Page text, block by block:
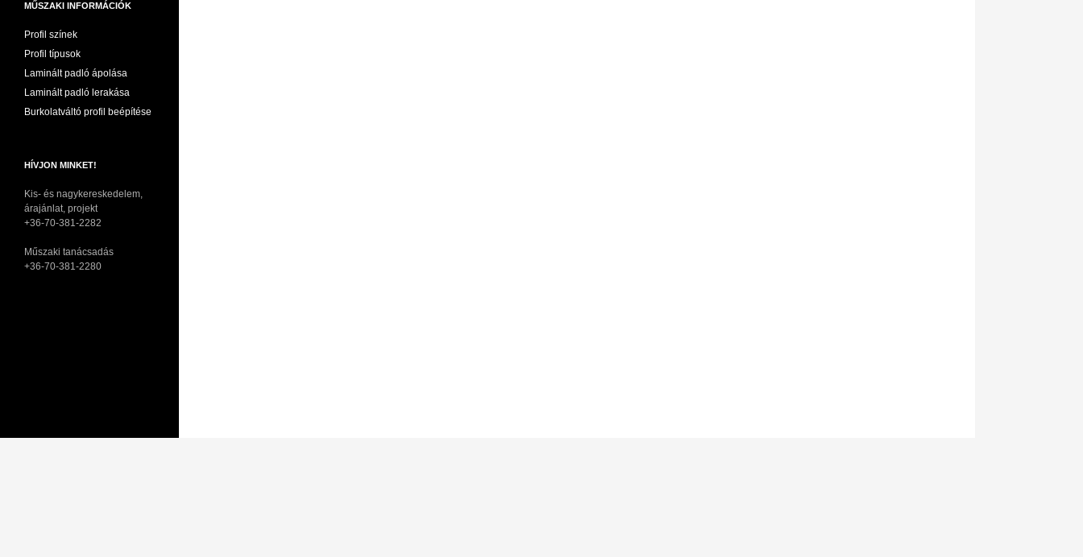
MŰSZAKI INFORMÁCIÓK
Profil színek
Profil típusok
Laminált padló ápolása
Laminált padló lerakása
Burkolatváltó profil beépítése
HÍVJON MINKET!
Kis- és nagykereskedelem,
árajánlat, projekt
+36-70-381-2282
Műszaki tanácsadás
+36-70-381-2280